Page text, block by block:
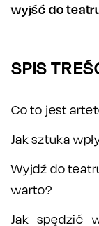
wyjść do
SPIS
Co to jest
Jak sztuka
Wyjdź do
warto?
Jak spędzić